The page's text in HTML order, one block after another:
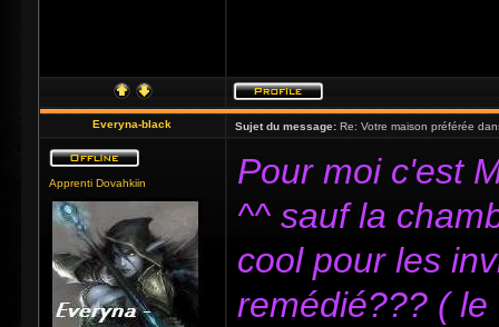
Everyna-black Sujet du message: Re: Votre maison préférée
Apprenti Dovahkiin
Pour moi c'est
^^ sauf la
cool pour les
remédié??? (